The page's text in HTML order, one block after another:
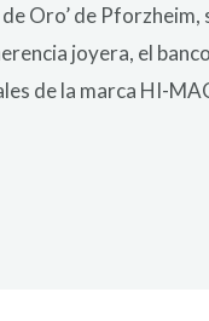
de Oro’ de
joyera, el
de la marca HI-